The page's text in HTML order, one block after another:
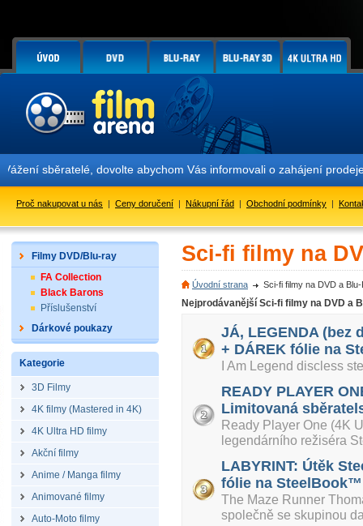
sběratelé, dovolte abychom Vás informovali o zahájení prodeje
Proč nakupovat u nás | Ceny doručení | Nákupní řád | Obchodní podmínky |
Filmy DVD/Blu-ray
FA Collection
Black Barons
Příslušenství
Dárkové poukazy
Kategorie
3D Filmy
4K filmy (Mastered in 4K)
4K Ultra HD filmy
Akční filmy
Anime / Manga filmy
Animované filmy
Auto-Moto filmy
Sci-fi filmy na
Úvodní strana Sci-fi filmy na DVD a
Nejprodávanější Sci-fi filmy na DVD a
JÁ, LEGENDA
+ DÁREK fólie na
I Am Legend discless
READY PLAYER
Limitovaná
Ready Player One (4K
legendárního režiséra
LABYRINT: Útěk
fólie na
The Maze Runner
společně se skupinou